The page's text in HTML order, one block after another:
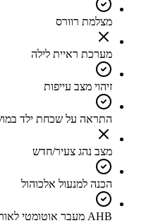
מצלמת רוורס
מערכת ראיית לילה
זיהוי מצב עייפות
התראה על שכחת ילד
מצב נהג צעיר/חדש
הכנה למנעול אלכוהול
AHB מעבר אוטומטי לאורות גבוהים